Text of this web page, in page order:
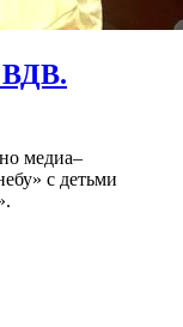
ВДВ.
медиа–
с детьми